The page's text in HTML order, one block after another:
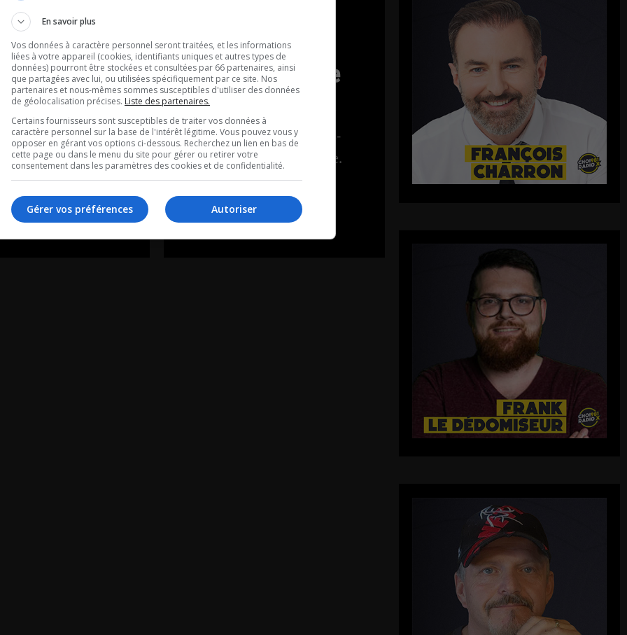
Un
retourne
Marie-Michèle
Cosmodome de
Gagnon | Quand
vient le temps de
couper le canal…
La chronique du Dr Louis-
Olivier Gagnon, urologue.
En savoir plus
Vos données à caractère personnel seront traitées, et les informations
liées à votre appareil (cookies, identifiants uniques et autres types de
données) pourront être stockées et consultées par 66 partenaires, ainsi
que partagées avec lui, ou utilisées spécifiquement par ce site. Nos
partenaires et nous-mêmes sommes susceptibles d'utiliser des données
de géolocalisation précises. Liste des partenaires.
Certains fournisseurs sont susceptibles de traiter vos données à
caractère personnel sur la base de l'intérêt légitime. Vous pouvez vous y
opposer en gérant vos options ci-dessous. Recherchez un lien en bas de
cette page ou dans le menu du site pour gérer ou retirer votre
consentement dans les paramètres des cookies et de confidentialité.
Autoriser
Gérer vos préférences